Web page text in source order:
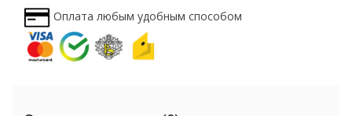
Оплата любым удобным способом